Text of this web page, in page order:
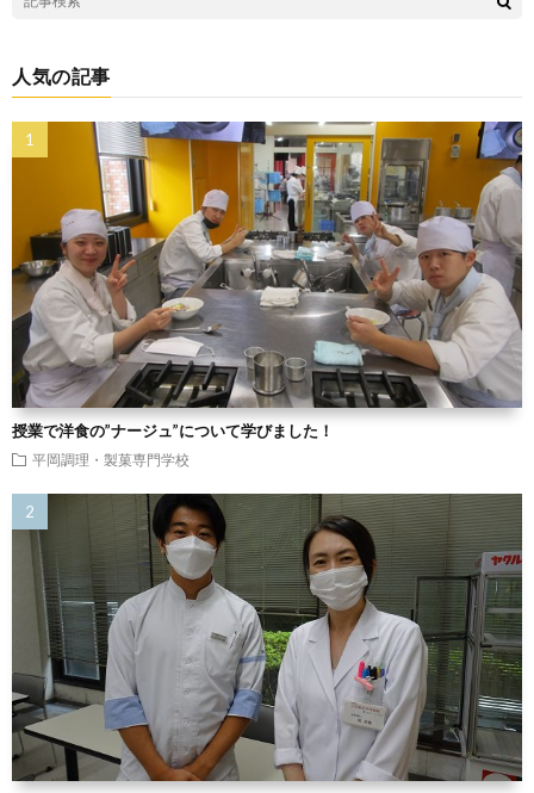
人気の記事
授業で洋食の”ナージュ”について学びました！
平岡調理・製菓専門学校